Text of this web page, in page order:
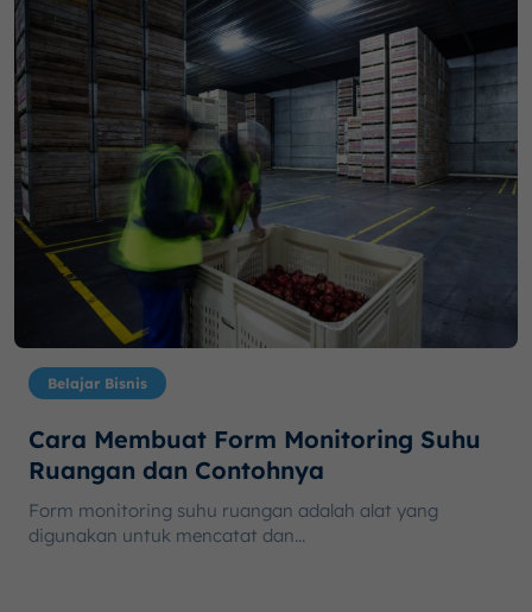
Belajar Bisnis
Cara Membuat Form Monitoring Suhu
Ruangan dan Contohnya
Form monitoring suhu ruangan adalah alat yang
digunakan untuk mencatat dan...